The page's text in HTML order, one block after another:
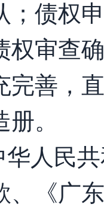
；债权
权审查
完善，
。
华人民
、《广